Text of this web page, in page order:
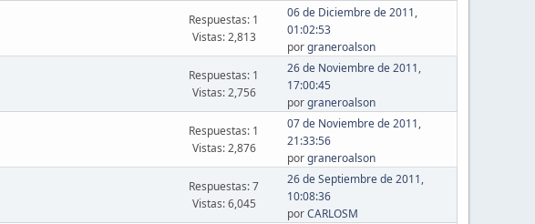
Respuestas: 1
Vistas: 2,813
06 de Diciembre de 2011,
01:02:53
porgraneroalson
Respuestas: 1
Vistas: 2,756
26 de Noviembre de 2011,
17:00:45
porgraneroalson
Respuestas: 1
Vistas: 2,876
07 de Noviembre de 2011,
21:33:56
porgraneroalson
Respuestas: 7
Vistas: 6,045
26 de Septiembre de 2011,
10:08:36
porCARLOSM